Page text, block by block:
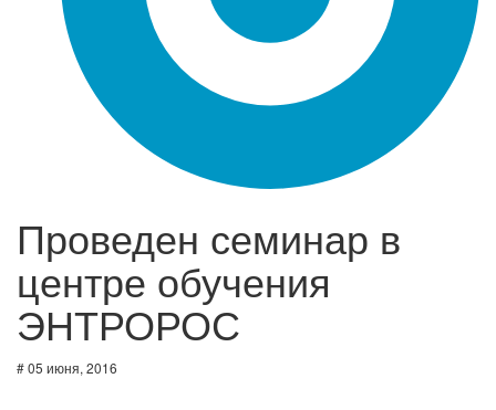
Проведен семинар в
центре обучения
ЭНТРОРОС
# 05 июня, 2016